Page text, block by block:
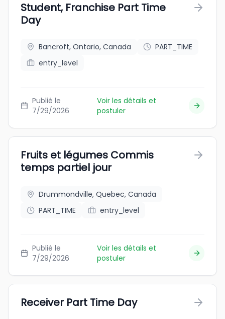
Student, Franchise Part Time
Day
Bancroft, Ontario, Canada
PART_TIME
entry_level
Publié le
7/29/2026
Voir les détails et
postuler
Fruits et légumes Commis
temps partiel jour
Drummondville, Quebec, Canada
PART_TIME
entry_level
Publié le
7/29/2026
Voir les détails et
postuler
Receiver Part Time Day